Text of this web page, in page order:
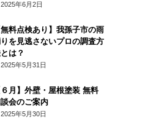
2025年6月2日
無料点検あり】我孫子市の雨
を見逃さないプロの調査方
は？
2025年5月31日
６月】外壁・屋根塗装 無料
会のご案内
2025年5月30日